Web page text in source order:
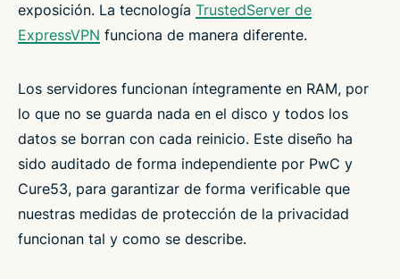
exposición. La tecnología TrustedServer de
ExpressVPN funciona de manera diferente.
Los servidores funcionan íntegramente en RAM, por
lo que no se guarda nada en el disco y todos los
datos se borran con cada reinicio. Este diseño ha
sido auditado de forma independiente por PwC y
Cure53, para garantizar de forma verificable que
nuestras medidas de protección de la privacidad
funcionan tal y como se describe.